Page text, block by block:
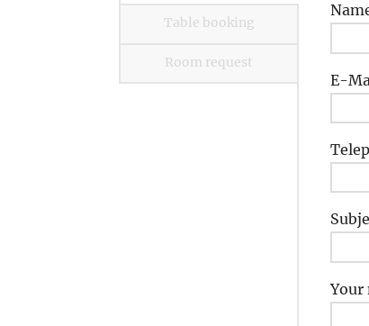
Table booking
Room request
E-
Your